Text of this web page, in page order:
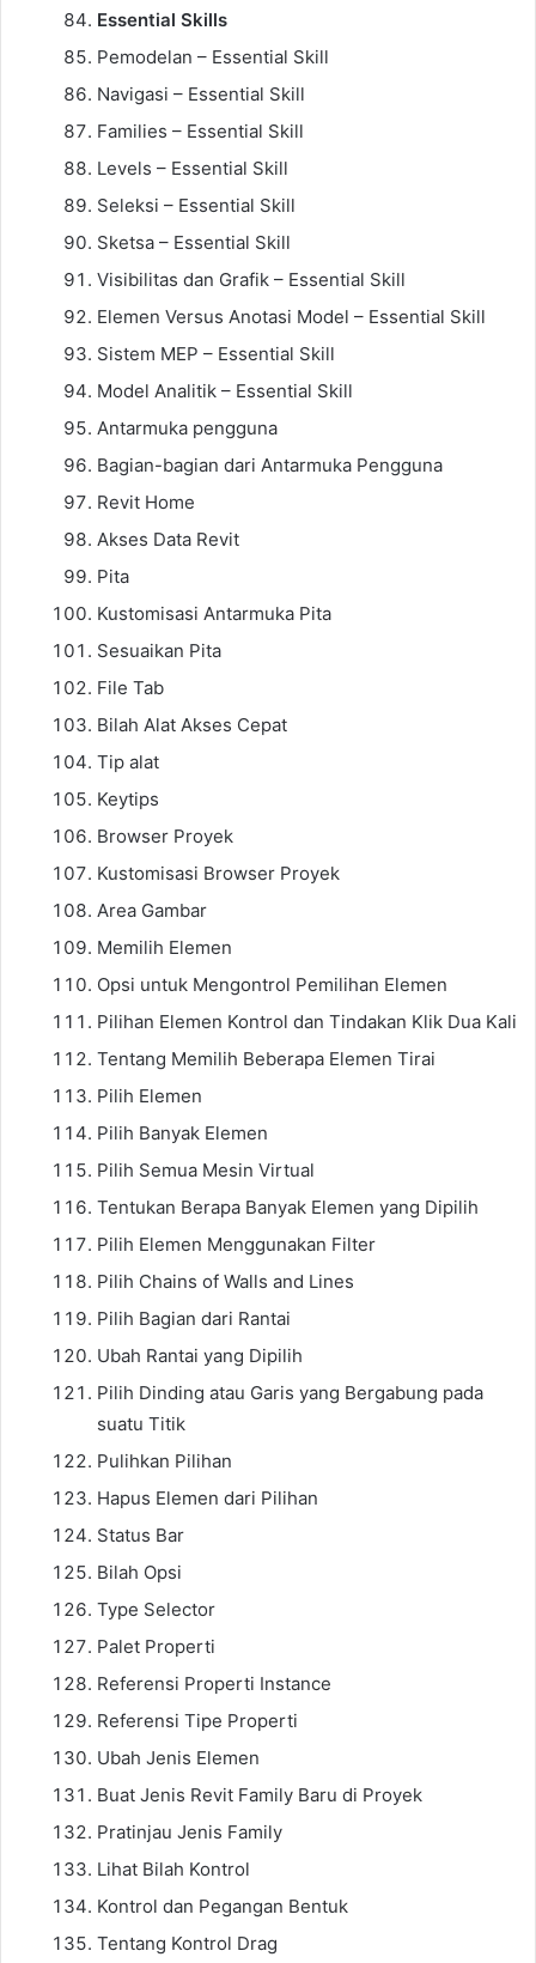
Essential Skills
Pemodelan – Essential Skill
Navigasi – Essential Skill
Families – Essential Skill
Levels – Essential Skill
Seleksi – Essential Skill
Sketsa – Essential Skill
Visibilitas dan Grafik – Essential Skill
Elemen Versus Anotasi Model – Essential Skill
Sistem MEP – Essential Skill
Model Analitik – Essential Skill
Antarmuka pengguna
Bagian-bagian dari Antarmuka Pengguna
Revit Home
Akses Data Revit
Pita
Kustomisasi Antarmuka Pita
Sesuaikan Pita
File Tab
Bilah Alat Akses Cepat
Tip alat
Keytips
Browser Proyek
Kustomisasi Browser Proyek
Area Gambar
Memilih Elemen
Opsi untuk Mengontrol Pemilihan Elemen
Pilihan Elemen Kontrol dan Tindakan Klik Dua Kali
Tentang Memilih Beberapa Elemen Tirai
Pilih Elemen
Pilih Banyak Elemen
Pilih Semua Mesin Virtual
Tentukan Berapa Banyak Elemen yang Dipilih
Pilih Elemen Menggunakan Filter
Pilih Chains of Walls and Lines
Pilih Bagian dari Rantai
Ubah Rantai yang Dipilih
Pilih Dinding atau Garis yang Bergabung pada
suatu Titik
Pulihkan Pilihan
Hapus Elemen dari Pilihan
Status Bar
Bilah Opsi
Type Selector
Palet Properti
Referensi Properti Instance
Referensi Tipe Properti
Ubah Jenis Elemen
Buat Jenis Revit Family Baru di Proyek
Pratinjau Jenis Family
Lihat Bilah Kontrol
Kontrol dan Pegangan Bentuk
Tentang Kontrol Drag